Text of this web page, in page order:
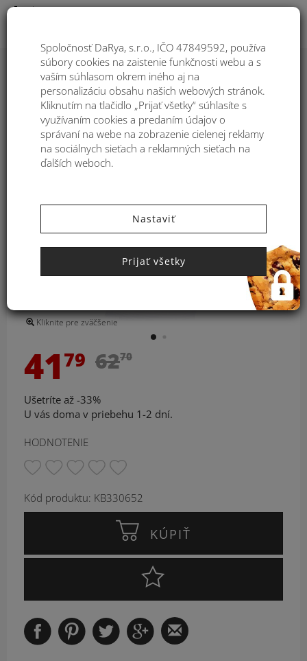
Košík z morskej trávy Kbas modrý
KB330652
Kliknite pre zväčšenie
4179 6270
Ušetríte až -33%
U vás doma v priebehu 1-2 dní.
HODNOTENIE
Kód produktu: KB330652
KÚPIŤ
Spoločnosť DaRya, s.r.o., IČO 47849592, používa
súbory cookies na zaistenie funkčnosti webu a s
vaším súhlasom okrem iného aj na
personalizáciu obsahu našich webových stránok.
Kliknutím na tlačidlo „Prijať všetky“ súhlasíte s
využívaním cookies a predaním údajov o
správaní na webe na zobrazenie cielenej reklamy
na sociálnych sieťach a reklamných sieťach na
ďalších weboch.
Nastaviť
Prijať všetky